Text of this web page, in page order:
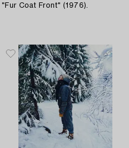
"Fur Coat Front" (1976).